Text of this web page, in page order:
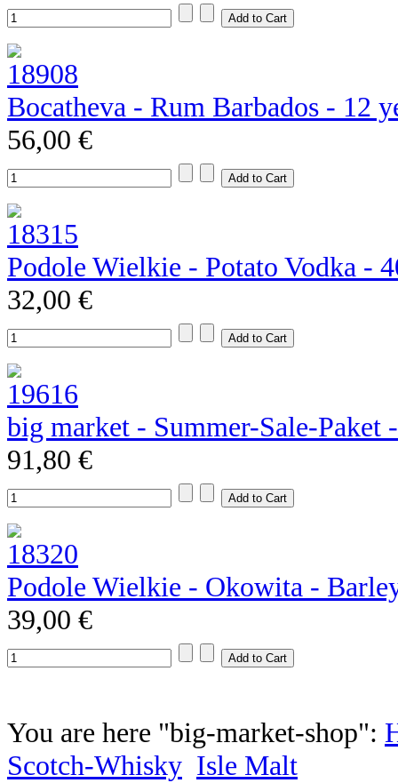
Bocatheva - Rum Barbados - 12
56,00 €
Podole Wielkie - Potato Vodka -
32,00 €
big market - Summer-Sale-Paket
91,80 €
Podole Wielkie - Okowita -
39,00 €
You are here "big-market-shop":
Scotch-Whisky Isle Malt